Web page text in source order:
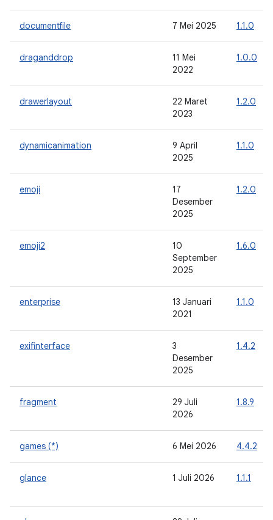
documentfile 7 Mei 2025 1.1.0
draganddrop
11 Mei
2022
1.0.0
drawerlayout
22 Maret
2023
1.2.0
dynamicanimation
9 April
2025
1.1.0
emoji
17
Desember
2025
1.2.0
emoji2
10
September
2025
1.6.0
enterprise
13 Januari
2021
1.1.0
exifinterface
3
Desember
2025
1.4.2
fragment
29 Juli
2026
1.8.9
games (*) 6 Mei 2026 4.4.2
glance 1 Juli 2026 1.1.1